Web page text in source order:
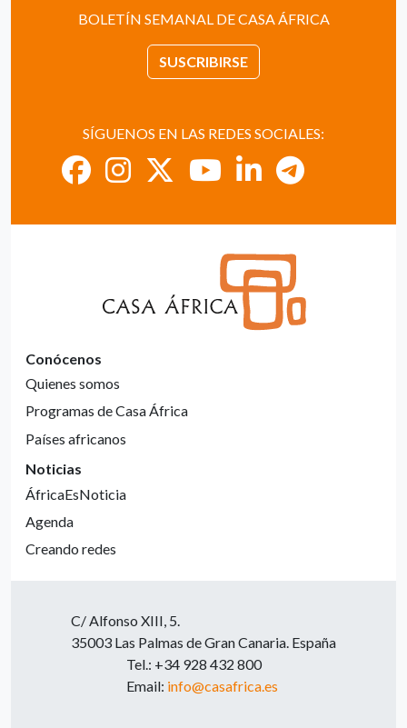
BOLETÍN SEMANAL DE CASA ÁFRICA
SUSCRIBIRSE
SÍGUENOS EN LAS REDES SOCIALES:
Conócenos
Quienes somos
Programas de Casa África
Países africanos
Noticias
ÁfricaEsNoticia
Agenda
Creando redes
C/ Alfonso XIII, 5.
35003 Las Palmas de Gran Canaria. España
Tel.: +34 928 432 800
Email: info@casafrica.es